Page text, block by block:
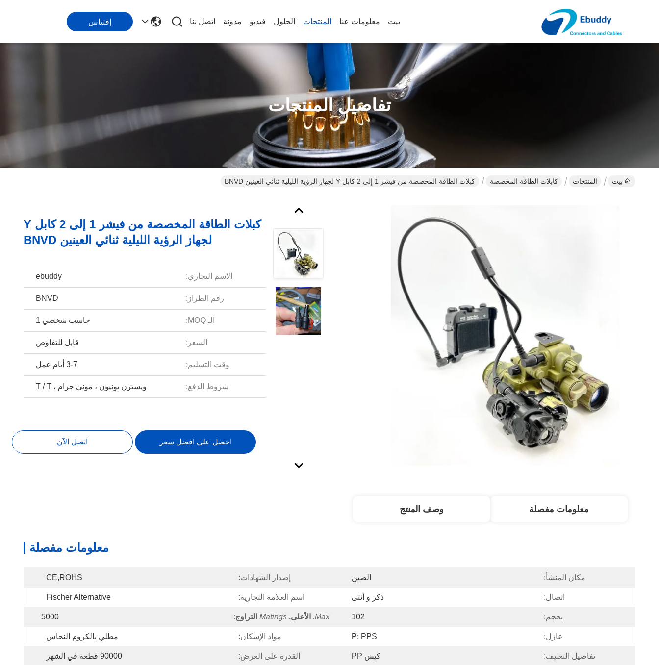
بيت معلومات عنا المنتجات الحلول فيديو مدونة اتصل بنا إقتباس
تفاصيل المنتجات
بيت المنتجات كابلات الطاقة المخصصة كبلات الطاقة المخصصة من فيشر 1 إلى 2 كابل Y لجهاز الرؤية الليلية ثنائي العينين BNVD
كبلات الطاقة المخصصة من فيشر 1 إلى 2 كابل Y
لجهاز الرؤية الليلية ثنائي العينين BNVD
الاسم التجاري: ebuddy
رقم الطراز: BNVD
الـ MOQ: حاسب شخصي 1
السعر: قابل للتفاوض
وقت التسليم: 3-7 أيام عمل
شروط الدفع: ويسترن يونيون ، موني جرام ، T / T
احصل على افضل سعر اتصل الآن
معلومات مفصلة وصف المنتج
معلومات مفصلة
مكان المنشأ: الصين إصدار الشهادات: CE,ROHS
اتصال: ذكر و أنثى اسم العلامة التجارية: Fischer Alternative
بحجم: 102
Max. الأعلى. Matings التزاوج:
5000
عازل: P: PPS مواد الإسكان: مطلي بالكروم النحاس
تفاصيل التغليف: كيس PP القدرة على العرض: 90000 قطعة في الشهر